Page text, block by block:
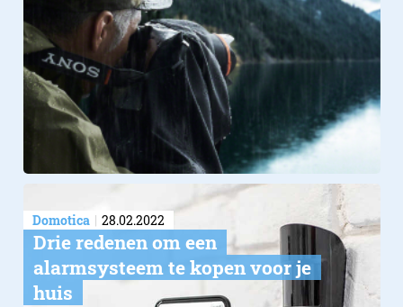
Domotica 28.02.2022
Drie redenen om een
alarmsysteem te kopen voor je
huis